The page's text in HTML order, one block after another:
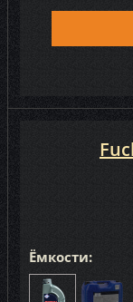
Ёмкости: